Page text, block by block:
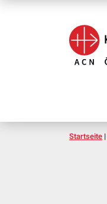
Startseite |